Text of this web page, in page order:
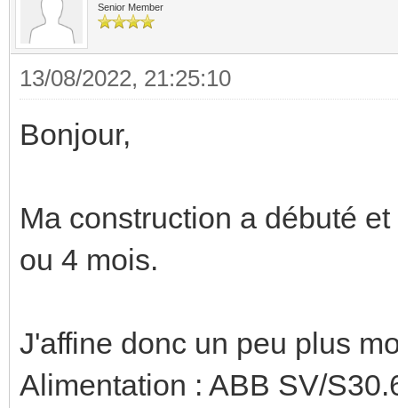
Senior Member
13/08/2022, 21:25:10
Bonjour,
Ma construction a débuté
ou 4 mois.
J'affine donc un peu plus
Alimentation : ABB SV/